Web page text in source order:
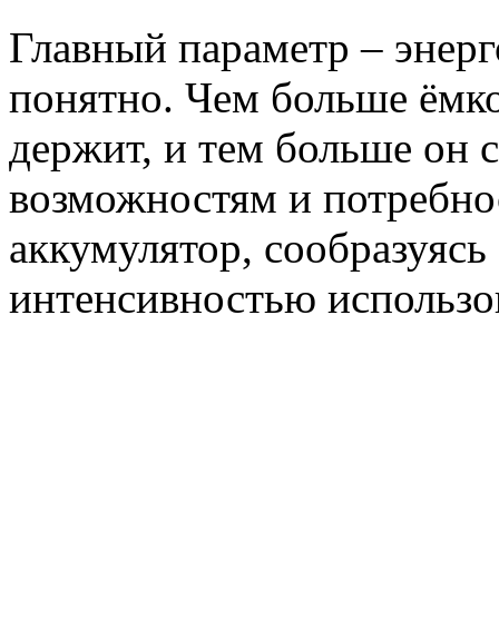
Главный параметр –
понятно. Чем больше
держит, и тем больше он
возможностям и
аккумулятор,
интенсивностью